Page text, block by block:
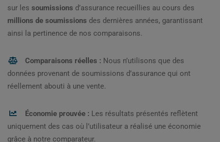
sur les soumissions d’assurance recueillies au cours des
millions de soumissions des dernières années, garantissant
ainsi la pertinence de nos comparaisons.
Comparaisons réelles : Nous n’utilisons que des
données provenant de soumissions d’assurance qui ont
réellement abouti à une vente.
Économie prouvée : Les résultats présentés reflètent
uniquement des cas où l’utilisateur a réalisé une économie
grâce à notre comparateur.